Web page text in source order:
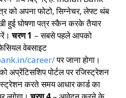
को अपना फोटो, सिग्नेचर, लेफ्ट थंब
हुई घोषणा पत्र स्कैन करके तैयार
चरण 1 – सबसे पहले आपको
वेबसाइट
career/पर जाना होगा।
अप्रेंटिसशिप पोर्टल पर रजिस्ट्रेशन
करते समय आधार कार्ड का